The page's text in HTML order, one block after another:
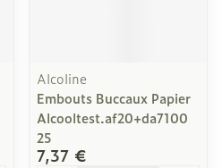
Alcoline
Embouts Buccaux Papier
Alcooltest.af20+da7100
25
7,37 €